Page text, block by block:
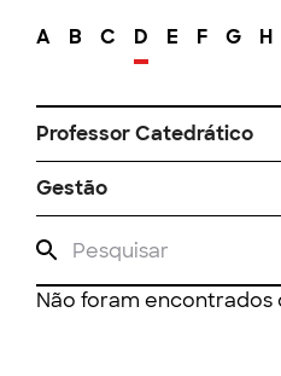
A B C D E F G H
Professor Catedrático
Gestão
Não foram encontrados